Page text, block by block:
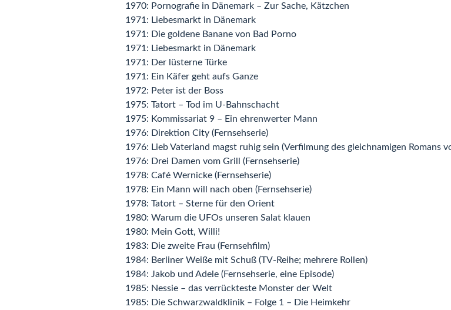
1970: Pornografie in Dänemark – Zur Sache, Kätzchen
1971: Liebesmarkt in Dänemark
1971: Die goldene Banane von Bad Porno
1971: Liebesmarkt in Dänemark
1971: Der lüsterne Türke
1971: Ein Käfer geht aufs Ganze
1972: Peter ist der Boss
1975: Tatort – Tod im U-Bahnschacht
1975: Kommissariat 9 – Ein ehrenwerter Mann
1976: Direktion City (Fernsehserie)
1976: Lieb Vaterland magst ruhig sein (Verfilmung des gleichnamigen Romans
1976: Drei Damen vom Grill (Fernsehserie)
1978: Café Wernicke (Fernsehserie)
1978: Ein Mann will nach oben (Fernsehserie)
1978: Tatort – Sterne für den Orient
1980: Warum die UFOs unseren Salat klauen
1980: Mein Gott, Willi!
1983: Die zweite Frau (Fernsehfilm)
1984: Berliner Weiße mit Schuß (TV-Reihe; mehrere Rollen)
1984: Jakob und Adele (Fernsehserie, eine Episode)
1985: Nessie – das verrückteste Monster der Welt
1985: Die Schwarzwaldklinik – Folge 1 – Die Heimkehr